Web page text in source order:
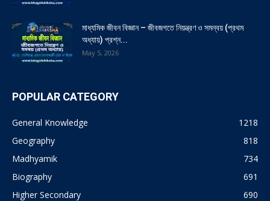
মাধ্যমিক জীবন বিজ্ঞান – জীবজগতে নিয়ন্ত্রণ ও সমন্বয় (প্রথম
অধ্যায়) প্রশ্ন...
May 5, 2026
POPULAR CATEGORY
General Knowledge
1218
Geography
818
Madhyamik
734
Biography
691
Higher Secondary
690